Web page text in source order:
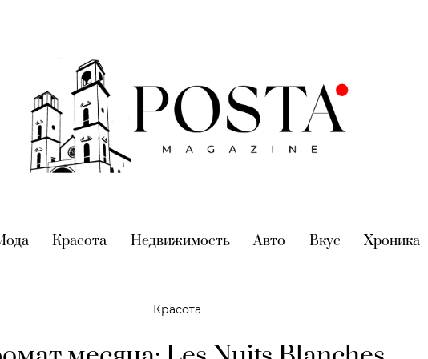
(current)
Красота (current)
Недвижимость(current)
Авто (current)
Вкус (current)
Хроника
Красота